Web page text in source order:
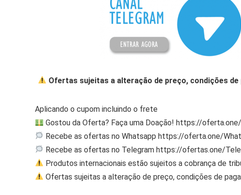
Ofertas sujeitas a alteração de preço, condições
Aplicando o cupom incluindo o frete
Gostou da Oferta? Faça uma Doação! https://
Recebe as ofertas no Whatsapp https://oferta.one/
Recebe as ofertas no Telegram https://ofertas.one/
Produtos internacionais estão sujeitos a cobrança de
Ofertas sujeitas a alteração de preço, condições de